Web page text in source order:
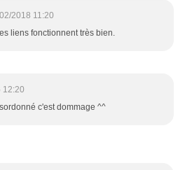
2018 11:20
liens fonctionnent très bien.
12:20
c'est dommage ^^